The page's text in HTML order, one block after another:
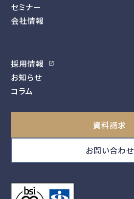
セミナー
会社情報
採用情報
お知らせ
コラム
資料請求
お問い合わせ